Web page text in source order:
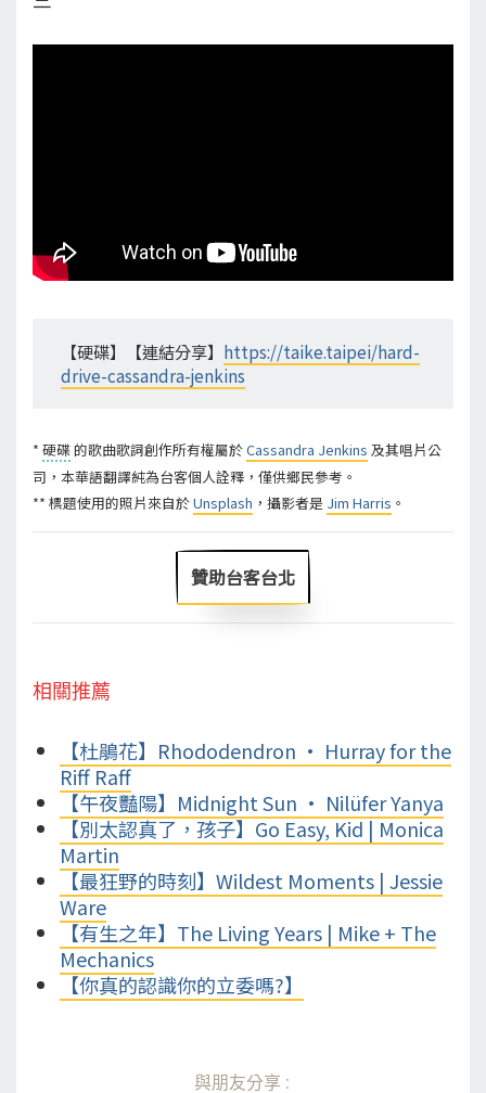
【硬碟】【連結分享】 https://taike.taipei/hard-
drive-cassandra-jenkins
* 硬碟的歌曲歌詞創作所有權屬於Cassandra Jenkins 及其唱片公
司，本華語翻譯純為台客個人詮釋，僅供鄉民參考。
** 標題使用的照片來自於Unsplash ，攝影者是 Jim Harris 。
贊助台客台北
相關推薦
【杜鵑花】Rhododendron • Hurray for the
Riff Raff
【午夜豔陽】Midnight Sun • Nilüfer Yanya
【別太認真了，孩子】Go Easy, Kid | Monica
Martin
【最狂野的時刻】Wildest Moments | Jessie
Ware
【有生之年】The Living Years | Mike + The
Mechanics
【你真的認識你的立委嗎?】
與朋友分享: